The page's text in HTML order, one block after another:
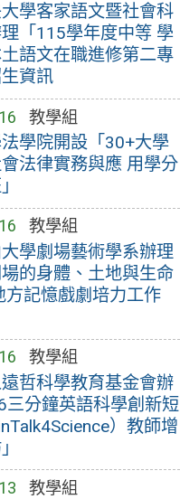
學客家語文暨社會科
「115學年度中等 學
語文在職進修第二專
資訊
教學組
學院開設「30+大學
法律實務與應 用學分
教學組
學劇場藝術學系辦理
場的身體、土地與生命
方記憶戲劇培力工作
教學組
哲科學教育基金會辦
三分鐘英語科學創新短
）教師增
教學組